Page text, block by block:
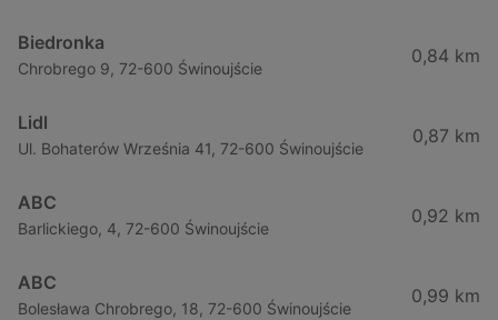
Biedronka
Chrobrego 9, 72-600 Świnoujście
0,84 km
Lidl
Ul. Bohaterów Września 41, 72-600 Świnoujście
0,87 km
ABC
Barlickiego, 4, 72-600 Świnoujście
0,92 km
ABC
Bolesława Chrobrego, 18, 72-600 Świnoujście
0,99 km